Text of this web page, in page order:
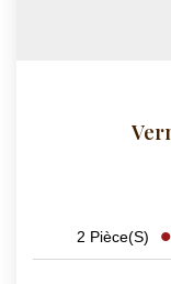
2 Pièce(s)